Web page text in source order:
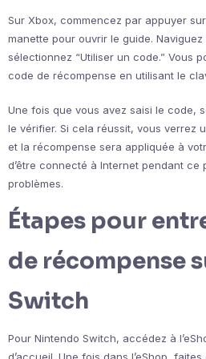
Sur Xbox, commencez par appuyer
manette pour ouvrir le guide. Naviguez
sélectionnez “Utiliser un code.” Vous
code de récompense en utilisant le
Une fois que vous avez saisi le code,
le vérifier. Si cela réussit, vous verrez
et la récompense sera appliquée à
d’être connecté à Internet pendant ce
problèmes.
Étapes pour
de récompense
Switch
Pour Nintendo Switch, accédez à
d’accueil. Une fois dans l’eShop,